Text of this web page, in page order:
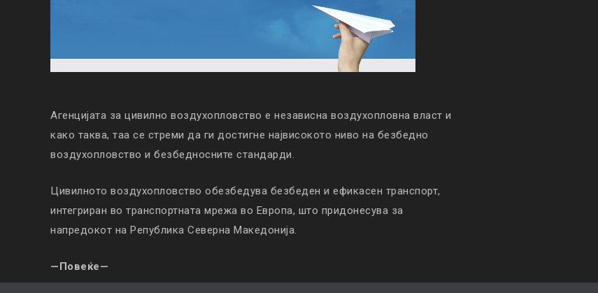
Агенцијата за цивилно воздухопловство е независна воздухопловна власт и
како таква, таа се стреми да ги достигне највисокото ниво на безбедно
воздухопловство и безбедносните стандарди.
Цивилното воздухопловство обезбедува безбеден и ефикасен транспорт,
интегриран во транспортната мрежа во Европа, што придонесува за
напредокот на Република Северна Македонија.
—Повеќе—